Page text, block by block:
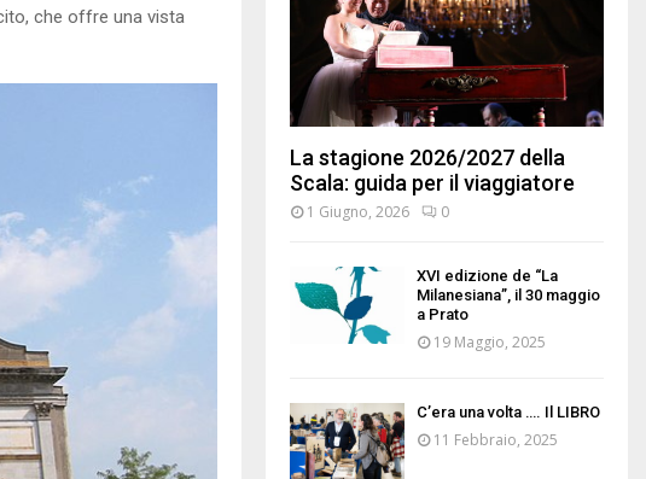
che offre una vista
La stagione 2026/2027 della
Scala: guida per il viaggiatore
1 Giugno, 2026 0
XVI edizione de “La
Milanesiana”, il 30 maggio
a Prato
19 Maggio, 2025
C’era una volta …. Il LIBRO
11 Febbraio, 2025